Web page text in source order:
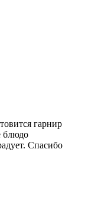
гарнир
блюдо
Спасибо